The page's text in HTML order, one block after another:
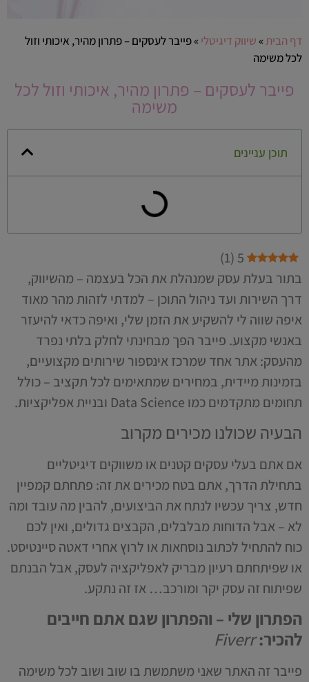
דף הבית»שיווק דיגיטלי»פייבר לעסקים – פתרון מהיר, איכותי וזול
לכל משימה
פייבר לעסקים – פתרון מהיר, איכותי וזול לכל
משימה
תוכן עניינים
5
(
1
)
בתור בעלת עסק שמנהלת את הכל בעצמה – מהשיווק,
דרך השירות ועד ניהול התוכן – למדתי לזהות מהר מאוד
איפה שווה לי להשקיע את הזמן שלי, ואיפה כדאי להיעזר
באנשי מקצוע. פייבר הפך מבחינתי לחלק בלתי נפרד
מהעסק: אתר אחד שמרכז אינספור שירותים מקצועיים,
בזמינות מיידית, במחירים שמתאימים לכל תקציב – כולל
תחומים מתקדמים כמו Data Science ובניית אפליקציות.
הבעיה שכולנו מכירים מקרוב
אם אתם בעלי עסקים קטנים או משווקים דיגיטליים
בתחילת הדרך, אתם בטח מכירים את זה: פתחתם קמפיין
חדש, צריך עכשיו לנתח את הביצועים, להבין מה עובד ומה
לא – אבל הדוחות מבלבלים, הקבצים גדולים, ואין לכם
כוח להתחיל לכתוב נוסחאות או לרוץ אחרי דאטה סיינטיסט.
או שפיתחתם רעיון מבריק לאפליקציה לעסק, אבל הבנתם
שפיתוח זה עסק יקר ומורכב… אז זה נתקע.
הפתרון שלי – והפתרון שגם אתם חייבים
להכיר:Fiverr
פייבר זה האתר שאני משתמשת בו שוב ושוב לכל משימה